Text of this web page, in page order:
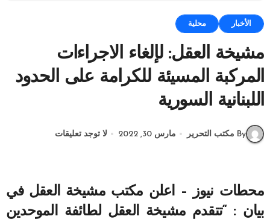
الأخبار محلية
مشيخة العقل: لإلغاء الاجراءات
المركبة المسيئة للكرامة على الحدود
اللبنانية السورية
By مكتب التحرير مارس 30, 2022 لا توجد تعليقات
محطات نيوز – اعلن مكتب مشيخة العقل في
بيان : “تتقدم مشيخة العقل لطائفة الموحدين